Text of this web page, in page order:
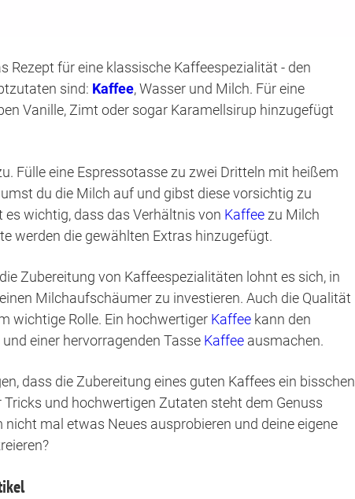
Rezept für eine klassische Kaffeespezialität - den
sind: Kaffee, Wasser und Milch. Für eine
Vanille, Zimt oder sogar Karamellsirup hinzugefügt
Fülle eine Espressotasse zu zwei Dritteln mit heißem
du die Milch auf und gibst diese vorsichtig zu
es wichtig, dass das Verhältnis von Kaffeezu Milch
werden die gewählten Extras hinzugefügt.
Zubereitung von Kaffeespezialitäten lohnt es sich, in
Milchaufschäumer zu investieren. Auch die Qualität
wichtige Rolle. Ein hochwertiger Kaffee kann den
einer hervorragenden Tasse Kaffee ausmachen.
dass die Zubereitung eines guten Kaffees ein bisschen
und hochwertigen Zutaten steht dem Genuss
mal etwas Neues ausprobieren und deine eigene